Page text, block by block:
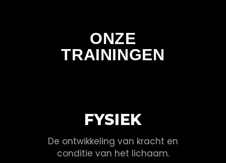
ONZE
TRAININGEN
FYSIEK
De ontwikkeling van kracht en
conditie van het lichaam.